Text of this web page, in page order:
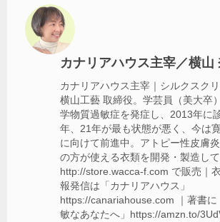
ー
シ
ョ
カナリアハウス主宰／横山
カナリアハウス主宰｜シルクスク
横山工藝 取締役。学芸員（美大卒
学物質過敏症を発症し、2013年に
年、21年が最も状態が悪く、今は
に向けて前進中。アトピー性皮膚
の方が使える衣類を開発・製造して
http://store.wacca-f.com で販売｜
報発信は「カナリアハウス」
https://canariahouse.com ｜著書に
敏なあなたへ」https://amzn.to/